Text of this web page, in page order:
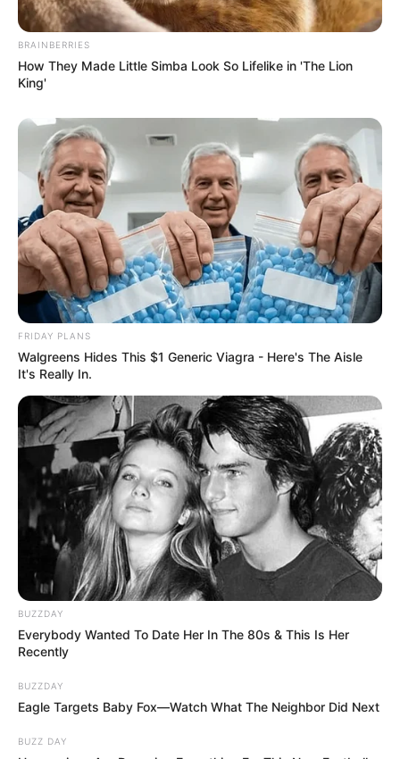
BRAINBERRIES
How They Made Little Simba Look So Lifelike in 'The Lion
King'
FRIDAY PLANS
Walgreens Hides This $1 Generic Viagra - Here's The Aisle
It's Really In.
BUZZDAY
Everybody Wanted To Date Her In The 80s & This Is Her
Recently
BUZZDAY
Eagle Targets Baby Fox—Watch What The Neighbor Did Next
BUZZ DAY